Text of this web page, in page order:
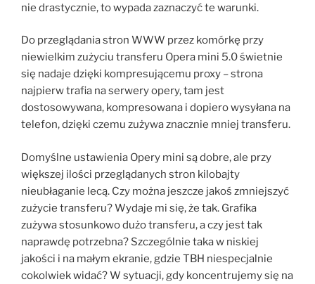
nie drastycznie, to wypada zaznaczyć te warunki.
Do przeglądania stron WWW przez komórkę przy
niewielkim zużyciu transferu Opera mini 5.0 świetnie
się nadaje dzięki kompresującemu proxy – strona
najpierw trafia na serwery opery, tam jest
dostosowywana, kompresowana i dopiero wysyłana na
telefon, dzięki czemu zużywa znacznie mniej transferu.
Domyślne ustawienia Opery mini są dobre, ale przy
większej ilości przeglądanych stron kilobajty
nieubłaganie lecą. Czy można jeszcze jakoś zmniejszyć
zużycie transferu? Wydaje mi się, że tak. Grafika
zużywa stosunkowo dużo transferu, a czy jest tak
naprawdę potrzebna? Szczególnie taka w niskiej
jakości i na małym ekranie, gdzie TBH niespecjalnie
cokolwiek widać? W sytuacji, gdy koncentrujemy się na